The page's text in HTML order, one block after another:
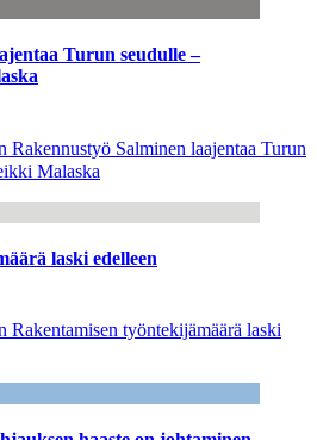
Turun seudulle –
Rakennustyö Salminen laajentaa Turun
Malaska
laski edelleen
Rakentamisen työntekijämäärä laski